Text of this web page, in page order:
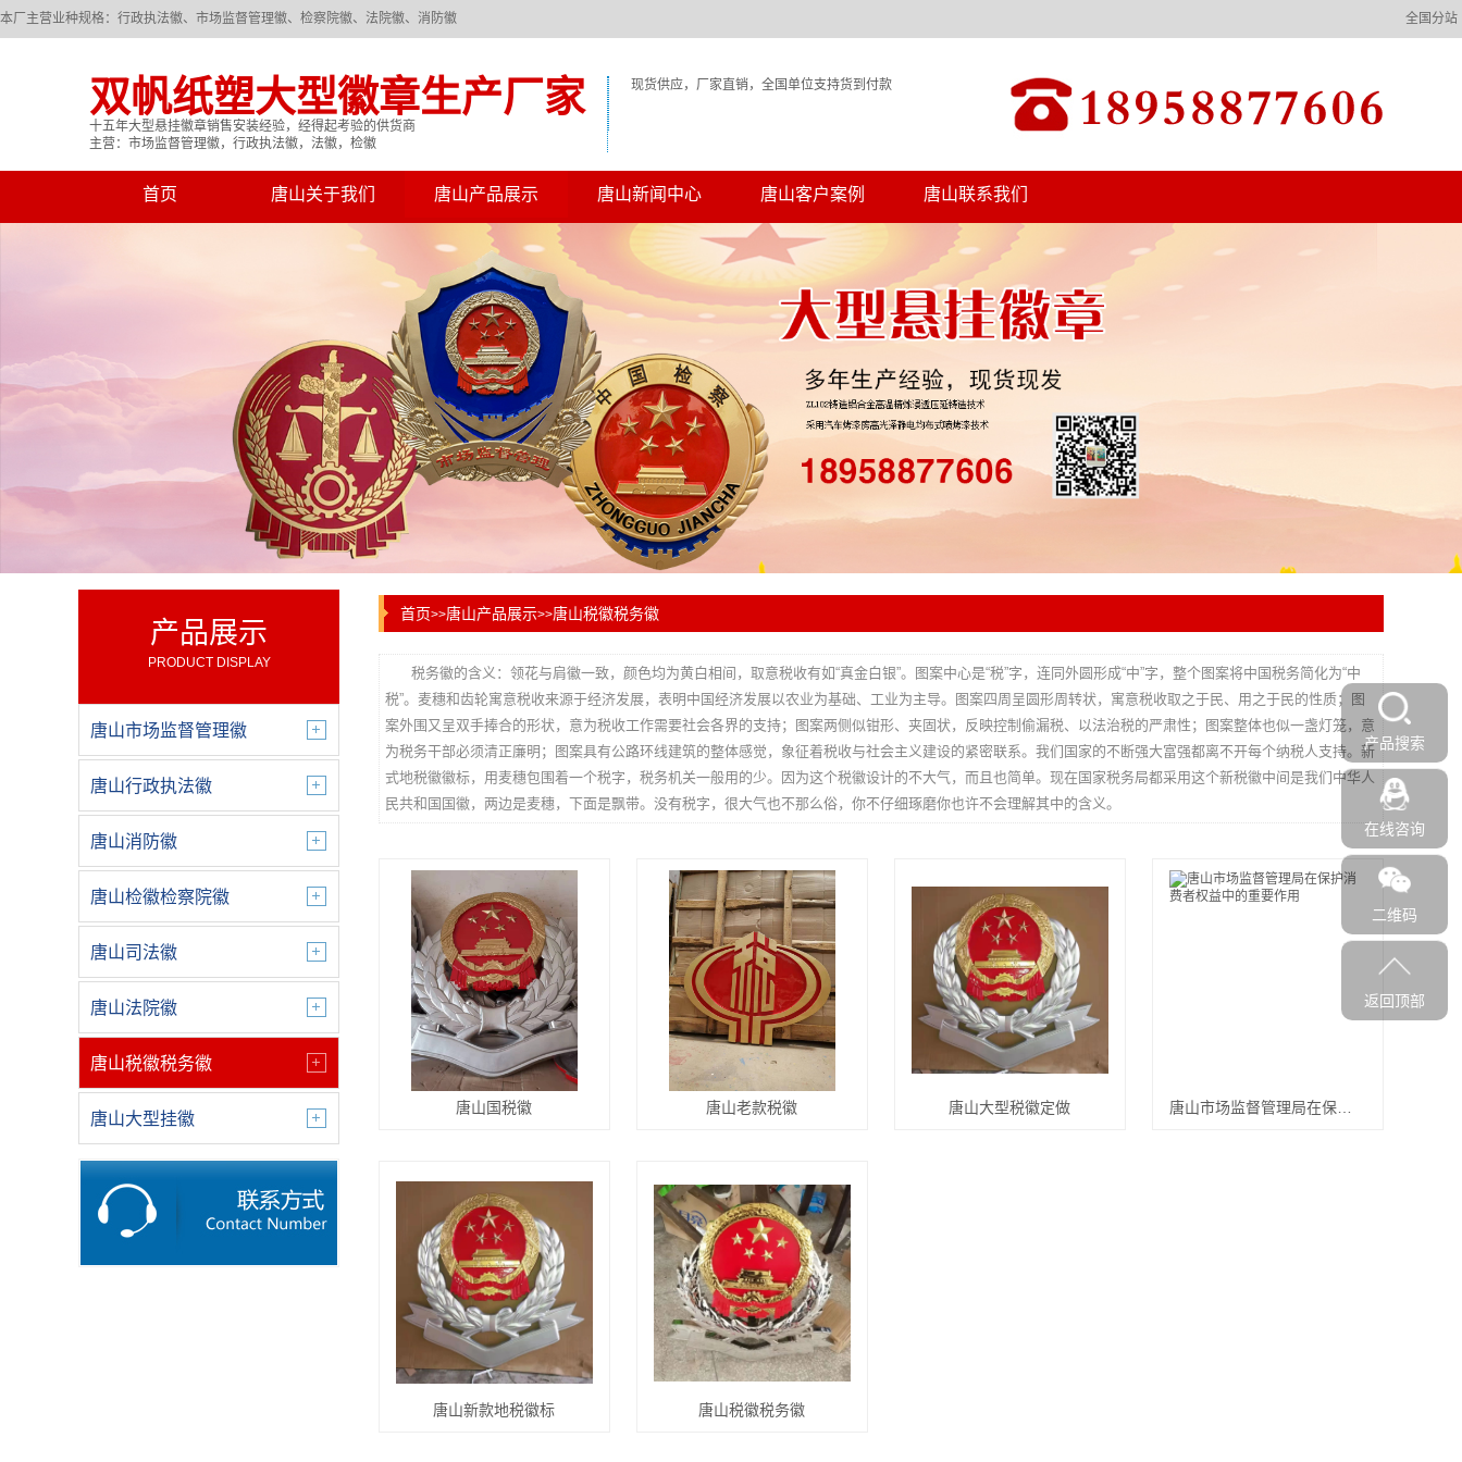
全国分站
本厂主营业种规格：行政执法徽、市场监督管理徽、检察院徽、法院徽、消防徽
双帆纸塑大型徽章生产厂家
十五年大型悬挂徽章销售安装经验，经得起考验的供货商
主营：市场监督管理徽，行政执法徽，法徽，检徽
现货供应，厂家直销，全国单位支持货到付款
首页 唐山关于我们 唐山产品展示 唐山新闻中心 唐山客户案例 唐山联系我们
产品展示
PRODUCT DISPLAY
唐山市场监督管理徽
唐山行政执法徽
唐山消防徽
唐山检徽检察院徽
唐山司法徽
唐山法院徽
唐山税徽税务徽
唐山大型挂徽
首页>>唐山产品展示>>唐山税徽税务徽
税务徽的含义：领花与肩徽一致，颜色均为黄白相间，取意税收有如“真金白银”。图案中心是“税”字，连同外圆形成“中”字，整个图案将中国税务简化为“中
税”。麦穗和齿轮寓意税收来源于经济发展，表明中国经济发展以农业为基础、工业为主导。图案四周呈圆形周转状，寓意税收取之于民、用之于民的性质；图
案外围又呈双手捧合的形状，意为税收工作需要社会各界的支持；图案两侧似钳形、夹固状，反映控制偷漏税、以法治税的严肃性；图案整体也似一盏灯笼，意
为税务干部必须清正廉明；图案具有公路环线建筑的整体感觉，象征着税收与社会主义建设的紧密联系。我们国家的不断强大富强都离不开每个纳税人支持。新
式地税徽徽标，用麦穗包围着一个税字，税务机关一般用的少。因为这个税徽设计的不大气，而且也简单。现在国家税务局都采用这个新税徽中间是我们中华人
民共和国国徽，两边是麦穗，下面是飘带。没有税字，很大气也不那么俗，你不仔细琢磨你也许不会理解其中的含义。
唐山国税徽 唐山老款税徽 唐山大型税徽定做
唐山新款地税徽标 唐山税徽税务徽
产品搜索
在线咨询
二维码
返回顶部